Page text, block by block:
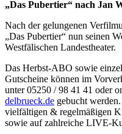
„Das Pubertier“ nach Jan
Nach der gelungenen
„Das Pubertier“ nun seinen
Westfälischen Landestheater.
Das Herbst-ABO sowie
Gutscheine können im
unter 05250 / 98 41 41 oder
delbrueck.de gebucht
vielfältigen & regelmäßigen
sowie auf zahlreiche LIVE-